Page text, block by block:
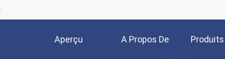
Aperçu A Propos De Produits